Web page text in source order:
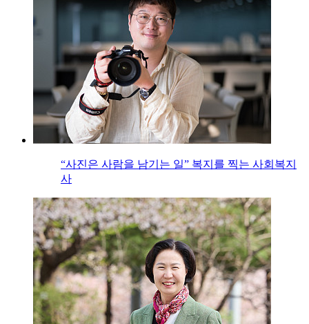
“사진은 사람을 남기는 일” 복지를 찍는 사회복지
사